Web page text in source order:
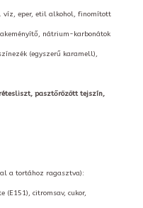
víz, eper, etil alkohol, finomított
nátrium-karbonátok
(egyszerű karamell),
pasztőrözött tejszín,
a tortához ragasztva):
(E151), citromsav, cukor,